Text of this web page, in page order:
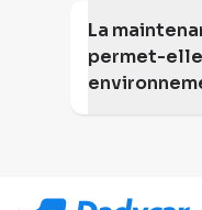
La
permet-elle